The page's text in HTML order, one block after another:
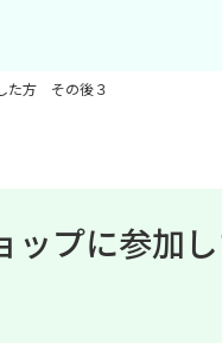
た方 その後３
ップに参加